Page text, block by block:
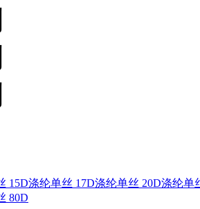
15D涤纶单丝 17D涤纶单丝 20D涤纶单
80D